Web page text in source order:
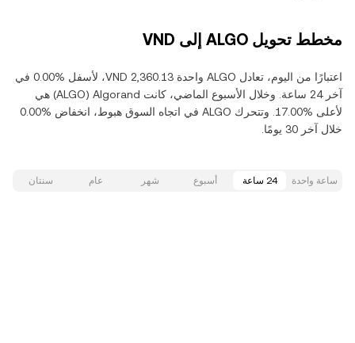
مخطط تحويل ALGO إلى VND
اعتبارًا من اليوم، تعادل ALGO واحدة ‏‎‏‎2,360.13‏‏ VND‏، لأسفل‏ ‏‎0.00‎%‎‏ في
آخر 24 ساعة. وخلال الأسبوع الماضي، كانت Algorand‏ (ALGO) هي
خلال آخر 30 يومًا.
ساعة واحدة 24 ساعة أسبوع شهر عام سنتان